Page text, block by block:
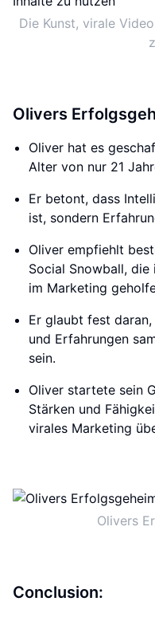
Die Kunst, virale
Olivers
Oliver hat es
Alter von nur 21
Er betont, dass
ist, sondern
Oliver empfiehlt
Social Snowball,
im Marketing
Er glaubt fest daran,
und Erfahrungen
sein.
Oliver startete sein
Stärken und
virales Marketing
Olivers
Conclusion: